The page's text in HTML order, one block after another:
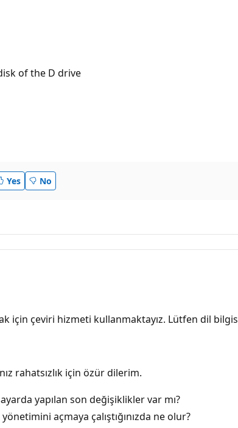
of the D drive
Yes No
için çeviri hizmeti kullanmaktayız. Lütfen dil
rahatsızlık için özür dilerim.
yapılan son değişiklikler var mı?
açmaya çalıştığınızda ne olur?